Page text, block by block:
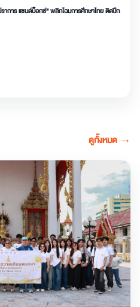
การ แซนด์บ็อกซ์” พลิกโฉมการศึกษาไทย ติดปีก
ดูทั้งหมด →